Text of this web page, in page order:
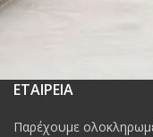
ΕΤΑΙΡΕΙΑ
Παρέχουμε